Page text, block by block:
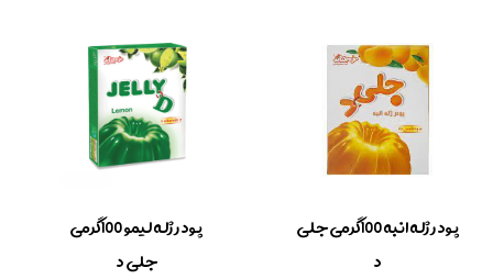
پودر ژله انبه 100گرمی جلی
د
پودر ژله لیمو 100گرمی
جلی د